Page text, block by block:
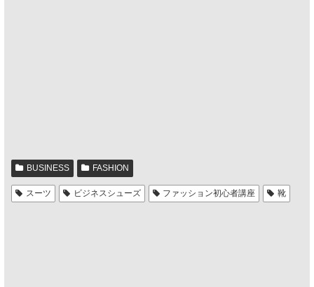
BUSINESS FASHION
スーツ ビジネスシューズ ファッション初心者講座 靴